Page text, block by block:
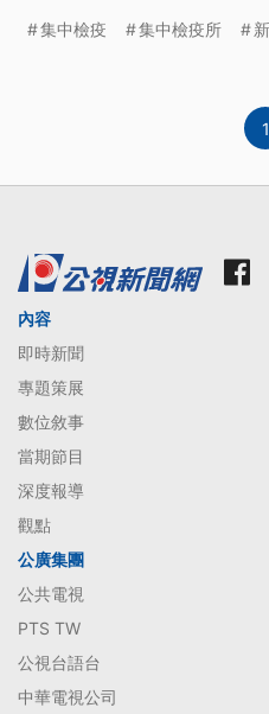
集中檢疫 集中檢疫所
1
內容
即時新聞
專題策展
數位敘事
當期節目
深度報導
觀點
公廣集團
公共電視
PTS TW
公視台語台
中華電視公司